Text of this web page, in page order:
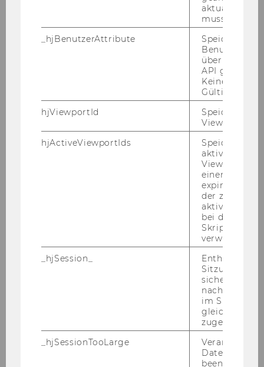
aktualisiert
muss.
_hjBenutzerAttribute
Speichert
über die
API gesendet
Keine
hjViewportId
Speichert
Viewport-
hjActiveViewportIds
Speichert die
aktiven
Viewports.
einen
der zur
aktiver
bei der
verwendet
_hjSession_
Enthält die
sicher, dass
im
gleichen
zugeordnet
_hjSessionTooLarge
Veranlasst
beenden,